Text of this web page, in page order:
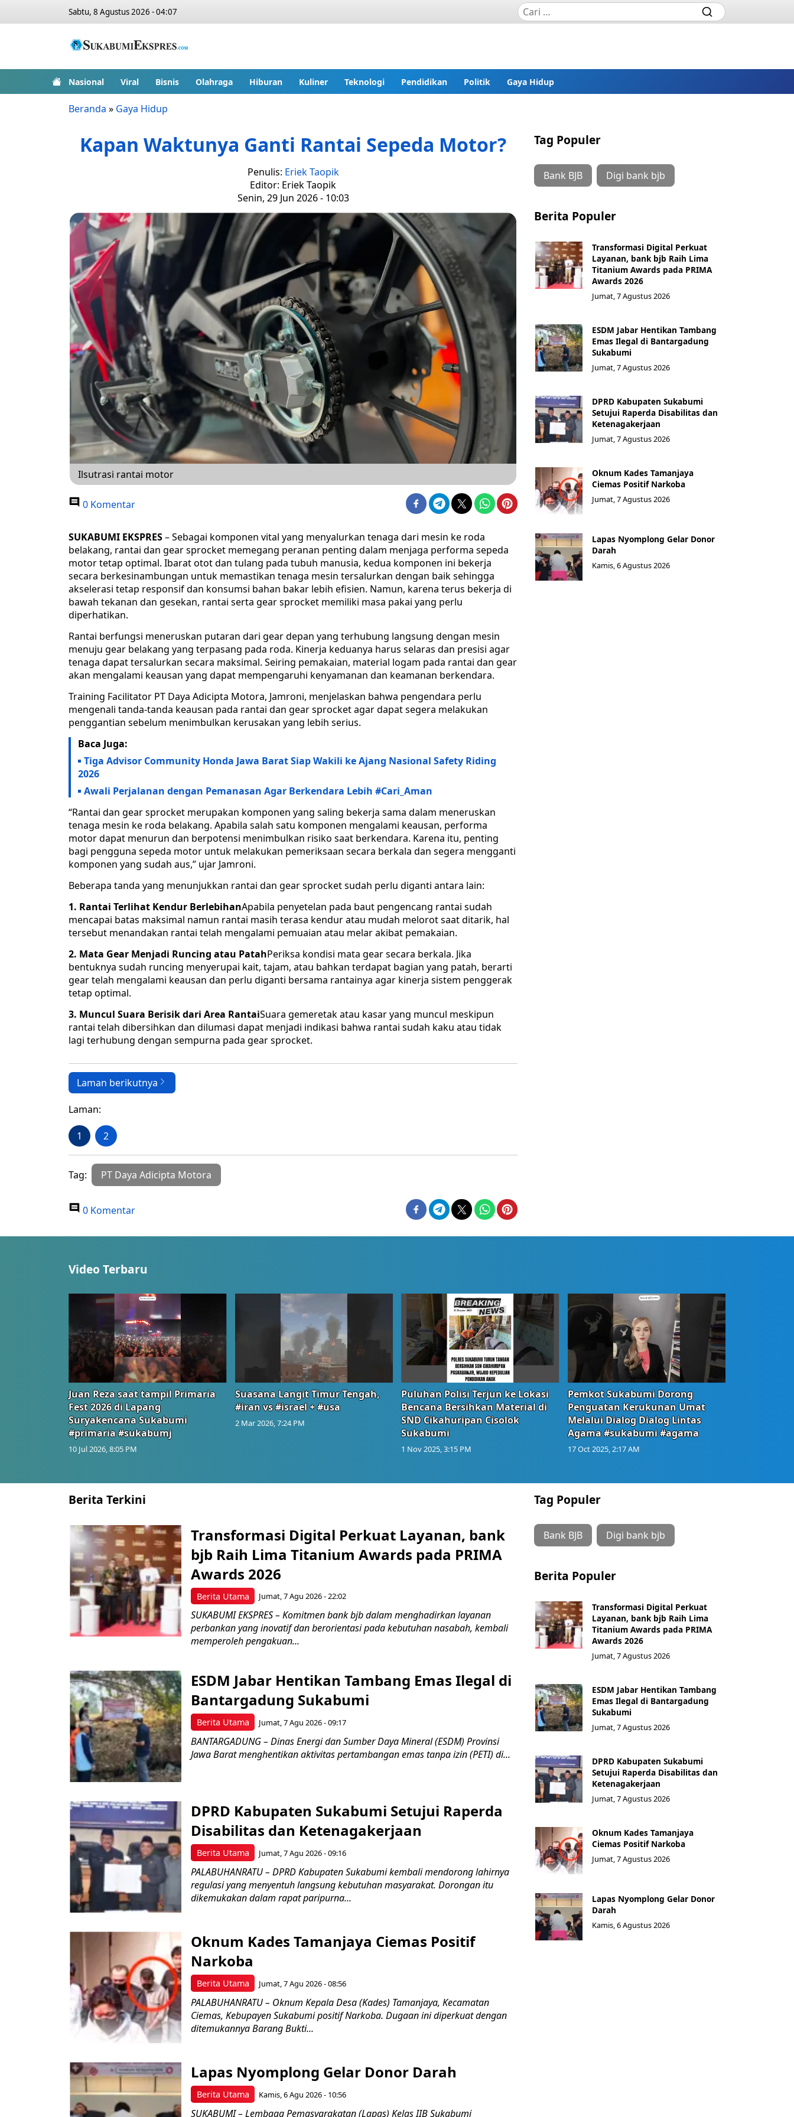
Sabtu, 8 Agustus 2026 - 04:07
Nasional Viral Bisnis Olahraga Hiburan Kuliner Teknologi Pendidikan Politik Gaya Hidup
Beranda » Gaya Hidup
Kapan Waktunya Ganti Rantai Sepeda Motor?
Penulis: Eriek Taopik
Editor: Eriek Taopik
Senin, 29 Jun 2026 - 10:03
Ilsutrasi rantai motor
0 Komentar
SUKABUMI EKSPRES– Sebagai komponen vital yang menyalurkan tenaga dari mesin ke roda
belakang, rantai dan gear sprocket memegang peranan penting dalam menjaga performa sepeda
motor tetap optimal. Ibarat otot dan tulang pada tubuh manusia, kedua komponen ini bekerja
secara berkesinambungan untuk memastikan tenaga mesin tersalurkan dengan baik sehingga
akselerasi tetap responsif dan konsumsi bahan bakar lebih efisien. Namun, karena terus bekerja di
bawah tekanan dan gesekan, rantai serta gear sprocket memiliki masa pakai yang perlu
diperhatikan.
Rantai berfungsi meneruskan putaran dari gear depan yang terhubung langsung dengan mesin
menuju gear belakang yang terpasang pada roda. Kinerja keduanya harus selaras dan presisi agar
tenaga dapat tersalurkan secara maksimal. Seiring pemakaian, material logam pada rantai dan gear
akan mengalami keausan yang dapat mempengaruhi kenyamanan dan keamanan berkendara.
Training Facilitator PT Daya Adicipta Motora, Jamroni, menjelaskan bahwa pengendara perlu
mengenali tanda-tanda keausan pada rantai dan gear sprocket agar dapat segera melakukan
penggantian sebelum menimbulkan kerusakan yang lebih serius.
Baca Juga:
Tiga Advisor Community Honda Jawa Barat Siap Wakili ke Ajang Nasional Safety Riding
2026
Awali Perjalanan dengan Pemanasan Agar Berkendara Lebih #Cari_Aman
“Rantai dan gear sprocket merupakan komponen yang saling bekerja sama dalam meneruskan
tenaga mesin ke roda belakang. Apabila salah satu komponen mengalami keausan, performa
motor dapat menurun dan berpotensi menimbulkan risiko saat berkendara. Karena itu, penting
bagi pengguna sepeda motor untuk melakukan pemeriksaan secara berkala dan segera mengganti
komponen yang sudah aus,” ujar Jamroni.
Beberapa tanda yang menunjukkan rantai dan gear sprocket sudah perlu diganti antara lain:
1. Rantai Terlihat Kendur BerlebihanApabila penyetelan pada baut pengencang rantai sudah
mencapai batas maksimal namun rantai masih terasa kendur atau mudah melorot saat ditarik, hal
tersebut menandakan rantai telah mengalami pemuaian atau melar akibat pemakaian.
2. Mata Gear Menjadi Runcing atau PatahPeriksa kondisi mata gear secara berkala. Jika
bentuknya sudah runcing menyerupai kait, tajam, atau bahkan terdapat bagian yang patah, berarti
gear telah mengalami keausan dan perlu diganti bersama rantainya agar kinerja sistem penggerak
tetap optimal.
3. Muncul Suara Berisik dari Area RantaiSuara gemeretak atau kasar yang muncul meskipun
rantai telah dibersihkan dan dilumasi dapat menjadi indikasi bahwa rantai sudah kaku atau tidak
lagi terhubung dengan sempurna pada gear sprocket.
Laman berikutnya
Laman:
1 2
Tag: PT Daya Adicipta Motora
0 Komentar
Tag Populer
Bank BJB Digi bank bjb
Berita Populer
Transformasi Digital Perkuat
Layanan, bank bjb Raih Lima
Titanium Awards pada PRIMA
Awards 2026
Jumat, 7 Agustus 2026
ESDM Jabar Hentikan Tambang
Emas Ilegal di Bantargadung
Sukabumi
Jumat, 7 Agustus 2026
DPRD Kabupaten Sukabumi
Setujui Raperda Disabilitas dan
Ketenagakerjaan
Jumat, 7 Agustus 2026
Oknum Kades Tamanjaya
Ciemas Positif Narkoba
Jumat, 7 Agustus 2026
Lapas Nyomplong Gelar Donor
Darah
Kamis, 6 Agustus 2026
Video Terbaru
Juan Reza saat tampil Primaria
Fest 2026 di Lapang
Suryakencana Sukabumi
#primaria #sukabumj
10 Jul 2026, 8:05 PM
Suasana Langit Timur Tengah,
#iran vs #israel + #usa
2 Mar 2026, 7:24 PM
Puluhan Polisi Terjun ke Lokasi
Bencana Bersihkan Material di
SND Cikahuripan Cisolok
Sukabumi
1 Nov 2025, 3:15 PM
Pemkot Sukabumi Dorong
Penguatan Kerukunan Umat
Melalui Dialog Dialog Lintas
Agama #sukabumi #agama
17 Oct 2025, 2:17 AM
Berita Terkini
Berita Utama
Transformasi Digital Perkuat Layanan, bank
bjb Raih Lima Titanium Awards pada PRIMA
Awards 2026
Jumat, 7 Agu 2026 - 22:02
SUKABUMI EKSPRES – Komitmen bank bjb dalam menghadirkan layanan
perbankan yang inovatif dan berorientasi pada kebutuhan nasabah, kembali
memperoleh pengakuan...
Berita Utama
ESDM Jabar Hentikan Tambang Emas Ilegal di
Bantargadung Sukabumi
Jumat, 7 Agu 2026 - 09:17
BANTARGADUNG – Dinas Energi dan Sumber Daya Mineral (ESDM) Provinsi
Jawa Barat menghentikan aktivitas pertambangan emas tanpa izin (PETI) di...
Berita Utama
DPRD Kabupaten Sukabumi Setujui Raperda
Disabilitas dan Ketenagakerjaan
Jumat, 7 Agu 2026 - 09:16
PALABUHANRATU – DPRD Kabupaten Sukabumi kembali mendorong lahirnya
regulasi yang menyentuh langsung kebutuhan masyarakat. Dorongan itu
dikemukakan dalam rapat paripurna...
Berita Utama
Oknum Kades Tamanjaya Ciemas Positif
Narkoba
Jumat, 7 Agu 2026 - 08:56
PALABUHANRATU – Oknum Kepala Desa (Kades) Tamanjaya, Kecamatan
Ciemas, Kebupayen Sukabumi positif Narkoba. Dugaan ini diperkuat dengan
ditemukannya Barang Bukti...
Berita Utama
Lapas Nyomplong Gelar Donor Darah
Kamis, 6 Agu 2026 - 10:56
SUKABUMI – Lembaga Pemasyarakatan (Lapas) Kelas IIB Sukabumi
Tag Populer
Bank BJB Digi bank bjb
Berita Populer
Transformasi Digital Perkuat
Layanan, bank bjb Raih Lima
Titanium Awards pada PRIMA
Awards 2026
Jumat, 7 Agustus 2026
ESDM Jabar Hentikan Tambang
Emas Ilegal di Bantargadung
Sukabumi
Jumat, 7 Agustus 2026
DPRD Kabupaten Sukabumi
Setujui Raperda Disabilitas dan
Ketenagakerjaan
Jumat, 7 Agustus 2026
Oknum Kades Tamanjaya
Ciemas Positif Narkoba
Jumat, 7 Agustus 2026
Lapas Nyomplong Gelar Donor
Darah
Kamis, 6 Agustus 2026